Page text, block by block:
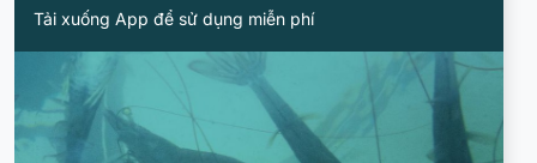
Tải xuống App để sử dụng miễn phí